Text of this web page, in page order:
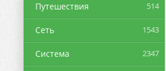
Путешествия 514
Сеть 1543
Система 2347